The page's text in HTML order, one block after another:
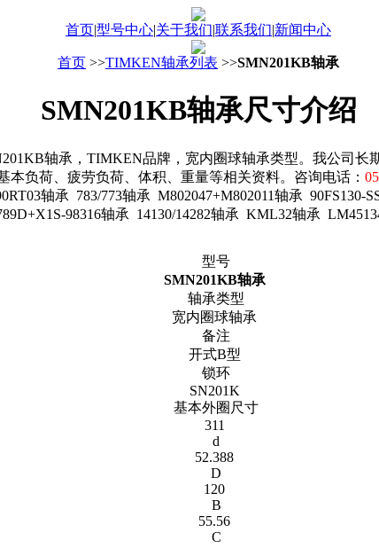
首页|型号中心|关于我们|联系我们|新闻中心
首页 >>TIMKEN轴承列表 >>SMN201KB轴承
SMN201KB轴承尺寸介绍
轴承，TIMKEN品牌，宽内圈球轴承类型。我公司长
本负荷、疲劳负荷、体积、重量等相关资料。咨询电话：
轴承 783/773轴承 M802047+M802011轴承 90FS130-
98316轴承 14130/14282轴承 KML32轴承
型号
SMN201KB轴承
轴承类型
宽内圈球轴承
备注
开式B型
锁环
SN201K
基本外圈尺寸
311
d
52.388
D
120
B
55.56
C